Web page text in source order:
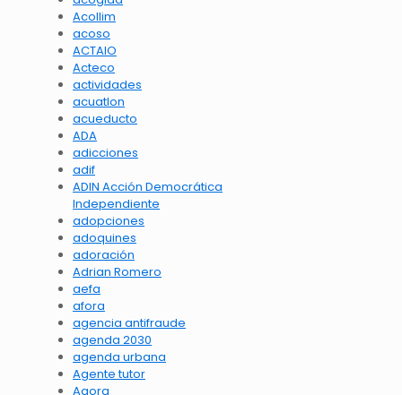
Acollim
acoso
ACTAIO
Acteco
actividades
acuatlon
acueducto
ADA
adicciones
adif
ADIN Acción Democrática
Independiente
adopciones
adoquines
adoración
Adrian Romero
aefa
afora
agencia antifraude
agenda 2030
agenda urbana
Agente tutor
Agora